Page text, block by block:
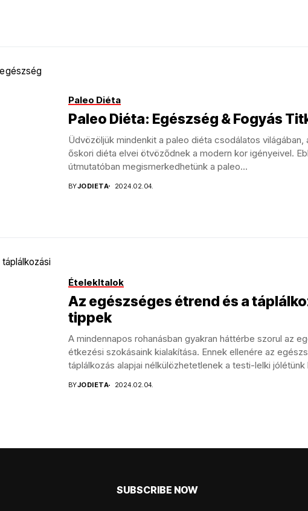
Paleo Diéta
Paleo Diéta: Egészség & Fogyás
Üdvözöljük mindenkit a paleo diéta csodálatos világában,
őskori diéta elvei ötvöződnek a modern kor igényeivel.
útmutatóban megismerkedhetünk a paleo...
BYJODIETA 2024.02.04.
ÉtelekItalok
Az egészséges étrend és a
tippek
A mindennapos rohanásban gyakran háttérbe szorul az
étkezési szokásaink kialakítása. Ennek ellenére az
táplálkozás alapjai nélkülözhetetlenek a testi-lelki jólétünk
BYJODIETA 2024.02.04.
SUBSCRIBE NOW